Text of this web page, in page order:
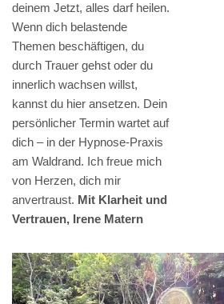
deinem Jetzt, alles darf heilen.
Wenn dich belastende
Themen beschäftigen, du
durch Trauer gehst oder du
innerlich wachsen willst,
kannst du hier ansetzen. Dein
persönlicher Termin wartet auf
dich – in der Hypnose-Praxis
am Waldrand. Ich freue mich
von Herzen, dich mir
anvertraust. Mit Klarheit und
Vertrauen, Irene Matern